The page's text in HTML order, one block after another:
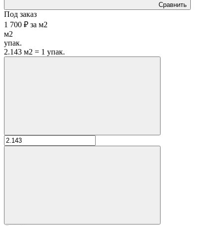
Сравнить
Под заказ
1 700 ₽ за м2
м2
упак.
2.143 м2 = 1 упак.